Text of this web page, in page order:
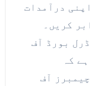
اپنی درآمدات
کریں۔
بورڈ آف
کہ
آف